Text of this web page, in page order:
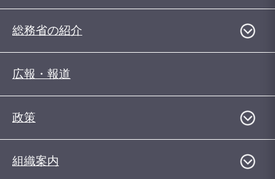
総務省の紹介
広報・報道
政策
組織案内